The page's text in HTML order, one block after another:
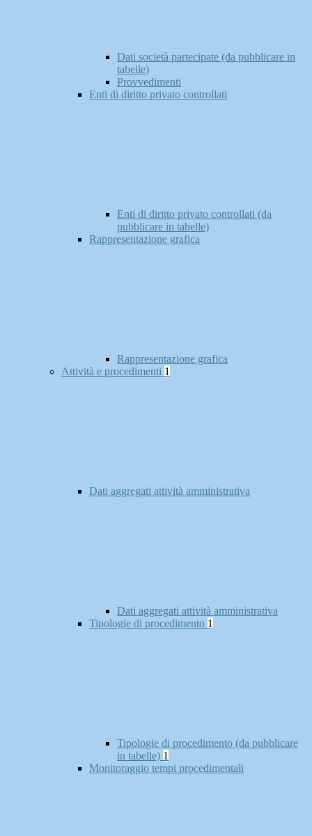
Dati società partecipate (da pubblicare in
tabelle)
Provvedimenti
Enti di diritto privato controllati
Enti di diritto privato controllati (da
pubblicare in tabelle)
Rappresentazione grafica
Rappresentazione grafica
Attività e procedimenti 1
Dati aggregati attività amministrativa
Dati aggregati attività amministrativa
Tipologie di procedimento 1
Tipologie di procedimento (da pubblicare
in tabelle) 1
Monitoraggio tempi procedimentali